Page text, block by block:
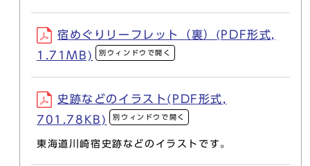
宿めぐりリーフレット（裏）(PDF形式,
1.71MB)
別ウィンドウで開く
史跡などのイラスト(PDF形式,
701.78KB)
別ウィンドウで開く
東海道川崎宿史跡などのイラストです。